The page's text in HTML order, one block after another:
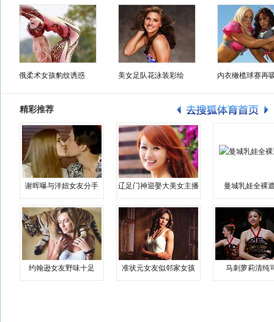
俄柔术女孩豹纹诱惑 美女足队花泳装彩绘 内衣橄榄球赛再
精彩推荐
谢晖曝与洋妞女友分手 辽足门神迎娶大美女主播 曼城乳娃全裸
约翰逊女友野味十足 准状元女友似邻家女孩 马刺萝莉清纯